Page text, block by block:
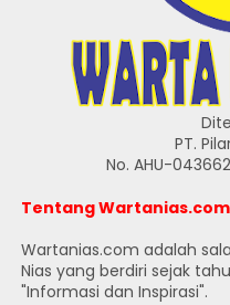
PT.
No. AHU-
Tentang Wartanias.com
Wartanias.com adalah
Nias yang berdiri sejak
"Informasi dan Inspirasi".